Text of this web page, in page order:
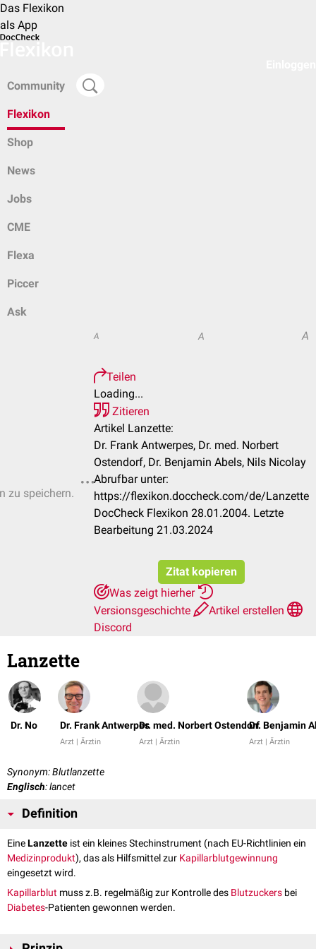
Das Flexikon
als App
Community
Flexikon
Shop
News
Jobs
CME
Flexa
Piccer
Ask
zu speichern.
A A A
Teilen
Loading...
Zitieren
Artikel Lanzette:
Dr. Frank Antwerpes, Dr. med. Norbert
Ostendorf, Dr. Benjamin Abels, Nils Nicolay
Abrufbar unter:
https://flexikon.doccheck.com/de/Lanzette
DocCheck Flexikon 28.01.2004. Letzte
Bearbeitung 21.03.2024
Zitat kopieren
Was zeigt hierher
Versionsgeschichte
Artikel erstellen
Discord
Lanzette
Dr. No Dr. Frank Antwerpes
Arzt | Ärztin
Dr. med. Norbert Ostendorf
Arzt | Ärztin
Dr. Benjamin
Arzt | Ärztin
Synonym: Blutlanzette
Englisch: lancet
Definition
EineLanzette ist ein kleines Stechinstrument (nach EU-Richtlinien ein
Medizinprodukt), das als Hilfsmittel zur Kapillarblutgewinnung
eingesetzt wird.
Kapillarblut muss z.B. regelmäßig zur Kontrolle des Blutzuckers bei
Diabetes-Patienten gewonnen werden.